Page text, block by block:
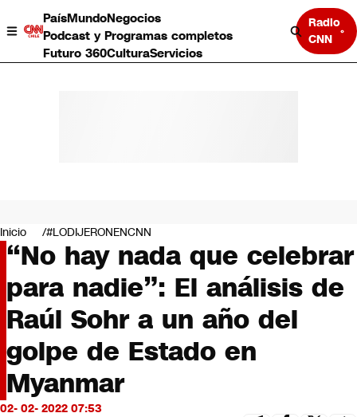
PaísMundoNegocios
Podcast y Programas completos
Futuro 360CulturaServicios
Radio
CNN
Negocios
Deportes
Programas completos
Cultura
Servicios
Bits
CNN tiempo
Futuro 360
Opinión
Inicio #LODIJERONENCNN
“No hay nada que celebrar
para nadie”: El análisis de
Raúl Sohr a un año del
golpe de Estado en
Myanmar
02- 02- 2022 07:53